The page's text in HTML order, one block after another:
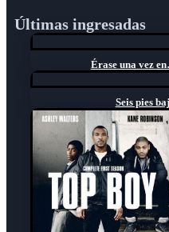
Últimas ingresadas
Érase una vez
Seis pies